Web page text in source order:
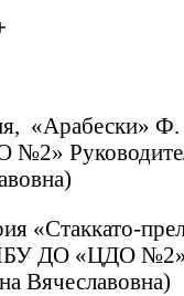
«Арабески»
«Стаккато-
ДО «ЦДО №2»
Вячеславовна)